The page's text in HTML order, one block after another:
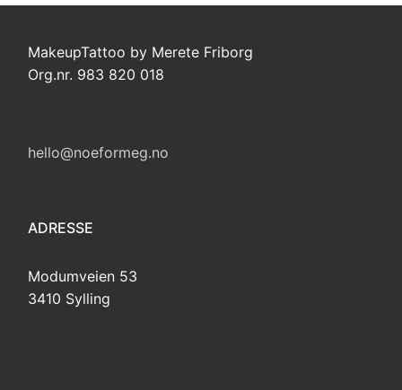
MakeupTattoo by Merete Friborg
Org.nr. 983 820 018
hello@noeformeg.no
ADRESSE
Modumveien 53
3410 Sylling